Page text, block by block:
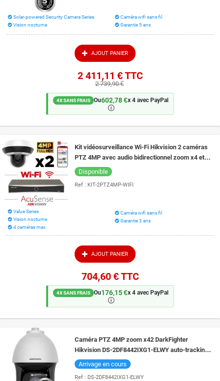
Solar-powered Security Camera Series
Vision nocturne
Caméra wifi sans fil
Garantie 5 ans
AJOUT PANIER
2 411,11 €TTC
2 739,90 €
4X SANS FRAIS Ou602,78 €x 4 avec PayPal
🛈
Kit vidéosurveillance Wi-Fi Hikvision 2 caméras
PTZ 4MP avec audio bidirectionnel zoom x4 et
vision de nuit 20 m EXIR 2.0
Disponible
Ref : KIT-2PTZ4MP-WIFI
Value Series
Vision nocturne
4 caméras max
Caméra wifi sans fil
Garantie 3 ans
AJOUT PANIER
704,60 €TTC
4X SANS FRAIS Ou176,15 €x 4 avec PayPal
🛈
Caméra PTZ 4MP zoom x42 DarkFighter
Hikvision DS-2DF8442IXG1-ELWY auto-tracking
et lecture de plaque vision de nuit 400 mètres
Arrivage en cours
Ref : DS-2DF8442IXG1-ELWY